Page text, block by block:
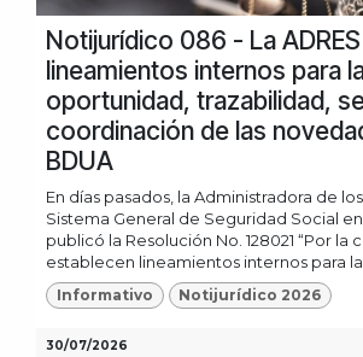
Notijurídico 086 - La
lineamientos internos para
oportunidad, trazabilidad,
coordinación de las
BDUA
En días pasados, la Administradora de
Sistema General de Seguridad Social en
publicó la Resolución No. 128021 “Por la
establecen lineamientos internos para la
Informativo Notijurídico 2026
30/07/2026